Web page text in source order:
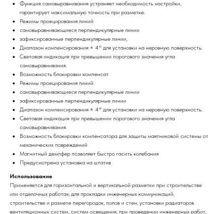
Функция самовыравнивания устраняет необходимость настройки,
гарантирует максимальную точность при разметке.
Режимы проецирования линий:
самовыравнивающиеся перпендикулярные линии
зафиксированные перпендикулярные линии,
Диапазон компенсирования ± 4° для установки на неровную поверхность.
Световая индикация при превышении порогового значения угла
самовыравнивания.
Возможность блокировки компенсат
Режимы проецирования линий:
самовыравнивающиеся перпендикулярные линии
зафиксированные перпендикулярные линии
Диапазон компенсирования ± 4° для установки на неровную поверхность.
Световая индикация при превышении порогового значения угла
самовыравнивания.
Возможность блокировки компенсатора для защиты маятниковой системы от
механических повреждений
Магнитный демпфер позволяет быстро гасить колебания
Предусмотрена установка на штатив
Использование
Применяется для горизонтальной и вертикальной разметки при строительстве
или отделочных работах, для прокладки инженерных коммуникаций,
строительстве и размете перегородок, полов и стен, установки радиаторов
вентиляционных систем, систем освещения, при проведении инженерных работ,